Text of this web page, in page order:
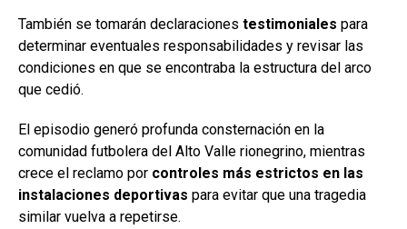
También se tomarán declaraciones testimoniales para
determinar eventuales responsabilidades y revisar las
condiciones en que se encontraba la estructura del arco
que cedió.
El episodio generó profunda consternación en la
comunidad futbolera del Alto Valle rionegrino, mientras
crece el reclamo por controles más estrictos en las
instalaciones deportivas para evitar que una tragedia
similar vuelva a repetirse.